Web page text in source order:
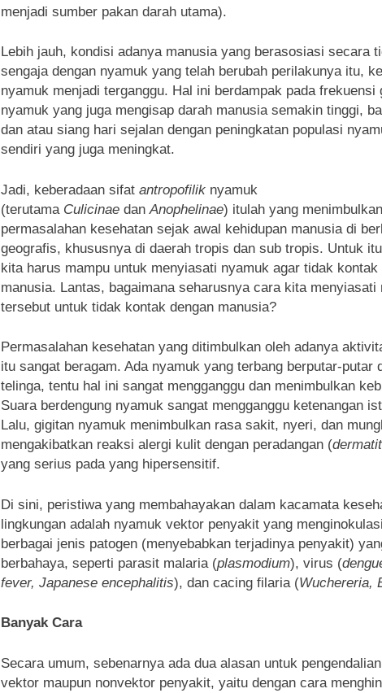
menjadi sumber pakan darah utama).
Lebih jauh, kondisi adanya manusia yang berasosiasi secara
sengaja dengan nyamuk yang telah berubah perilakunya itu,
nyamuk menjadi terganggu. Hal ini berdampak pada frekuensi
nyamuk yang juga mengisap darah manusia semakin tinggi,
dan atau siang hari sejalan dengan peningkatan populasi
sendiri yang juga meningkat.
Jadi, keberadaan sifat antropofilik nyamuk
(terutama Culicinae dan Anophelinae) itulah yang menimbulkan
permasalahan kesehatan sejak awal kehidupan manusia di
geografis, khususnya di daerah tropis dan sub tropis. Untuk
kita harus mampu untuk menyiasati nyamuk agar tidak kontak
manusia. Lantas, bagaimana seharusnya cara kita menyiasati
tersebut untuk tidak kontak dengan manusia?
Permasalahan kesehatan yang ditimbulkan oleh adanya
itu sangat beragam. Ada nyamuk yang terbang berputar-putar
telinga, tentu hal ini sangat mengganggu dan menimbulkan
Suara berdengung nyamuk sangat mengganggu ketenangan
Lalu, gigitan nyamuk menimbulkan rasa sakit, nyeri, dan
mengakibatkan reaksi alergi kulit dengan peradangan (
yang serius pada yang hipersensitif.
Di sini, peristiwa yang membahayakan dalam kacamata
lingkungan adalah nyamuk vektor penyakit yang
berbagai jenis patogen (menyebabkan terjadinya penyakit)
berbahaya, seperti parasit malaria (plasmodium), virus (
fever, Japanese encephalitis), dan cacing filaria (Wuchereria,
Banyak Cara
Secara umum, sebenarnya ada dua alasan untuk
vektor maupun nonvektor penyakit, yaitu dengan cara